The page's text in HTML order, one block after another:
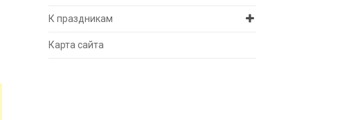
К праздникам
Карта сайта